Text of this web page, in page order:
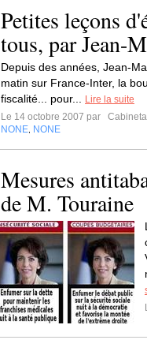
Petites leçons
tous, par Jean-
Depuis des années, Jean-
matin sur France-Inter, la
fiscalité... pour...
Lire la suite
Le 14 octobre 2007 par
Cabinetal
NONE NONE
Mesures
de M. Touraine